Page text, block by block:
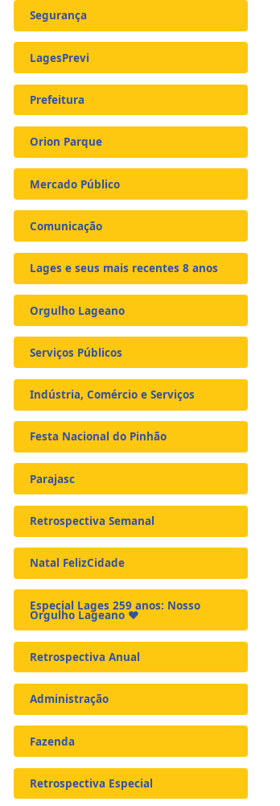
Segurança
LagesPrevi
Prefeitura
Orion Parque
Mercado Público
Comunicação
Lages e seus mais recentes 8 anos
Orgulho Lageano
Serviços Públicos
Indústria, Comércio e Serviços
Festa Nacional do Pinhão
Parajasc
Retrospectiva Semanal
Natal FelizCidade
Especial Lages 259 anos: Nosso
Orgulho Lageano ❤️
Retrospectiva Anual
Administração
Fazenda
Retrospectiva Especial